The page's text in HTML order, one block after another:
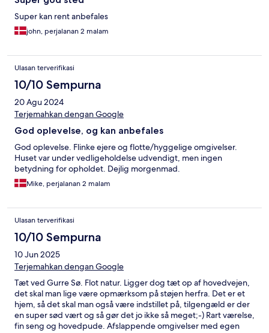
Super kan rent anbefales
john, perjalanan 2 malam
Ulasan terverifikasi
10/10 Sempurna
20 Agu 2024
Terjemahkan dengan Google
God oplevelse, og kan anbefales
God oplevelse. Flinke ejere og flotte/hyggelige omgivelser.
Huset var under vedligeholdelse udvendigt, men ingen
betydning for opholdet. Dejlig morgenmad.
Mike, perjalanan 2 malam
Ulasan terverifikasi
10/10 Sempurna
10 Jun 2025
Terjemahkan dengan Google
Tæt ved Gurre Sø. Flot natur. Ligger dog tæt op af hovedvejen,
det skal man lige være opmærksom på støjen herfra. Det er et
hjem, så det skal man også være indstillet på, tilgengæld er der
en super sød vært og så gør det jo ikke så meget;-) Rart værelse,
fin seng og hovedpude. Afslappende omgivelser med egen